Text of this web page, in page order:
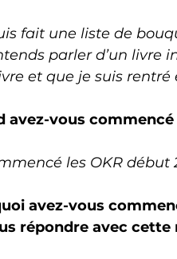
fait une liste de
parler d’un livre
et que je suis
avez-vous
les OKR début
avez-vous
répondre avec